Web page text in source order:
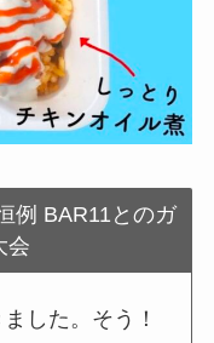
例 BAR11とのガ
会
した。そう！